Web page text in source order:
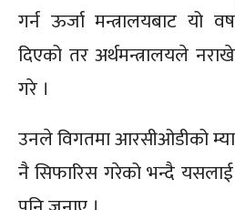
गर्न ऊर्जा मन्त्रालयबाट यो
दिएको तर अर्थमन्त्रालयले
गरे ।
उनले विगतमा आरसीओडीको
नै सिफारिस गरेको भन्दै यसलाई